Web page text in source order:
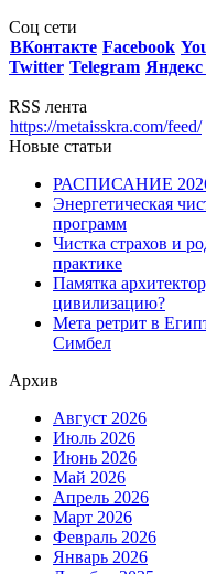
Соц сети
ВКонтакте Facebook
Twitter Telegram Яндекс
RSS лента
https://metaisskra.com/feed/
Новые статьи
РАСПИСАНИЕ
Энергетическая
программ
Чистка страхов и
практике
Памятка
цивилизацию?
Мета ретрит в
Симбел
Архив
Август 2026
Июль 2026
Июнь 2026
Май 2026
Апрель 2026
Март 2026
Февраль 2026
Январь 2026